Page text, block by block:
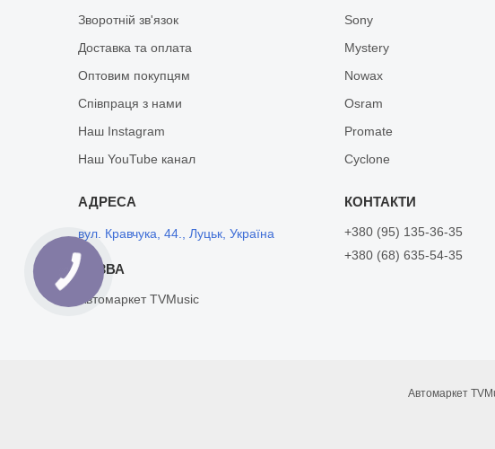
Зворотній зв'язок
Доставка та оплата
Оптовим покупцям
Співпраця з нами
Наш Instagram
Наш YouTube канал
Sony
Mystery
Nowax
Osram
Promate
Cyclone
вул. Кравчука, 44., Луцьк, Україна
Автомаркет TVMusic
+380 (95) 135-36-35
+380 (68) 635-54-35